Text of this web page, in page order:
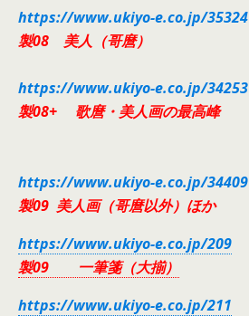
https://www.ukiyo-e.co.jp/35324
製08 美人（哥麿）
https://www.ukiyo-e.co.jp/34253
製08+ 歌麿・美人画の最高峰
https://www.ukiyo-e.co.jp/34409
製09 美人画（哥麿以外）ほか
https://www.ukiyo-e.co.jp/209
製09 一筆箋（大揃）
https://www.ukiyo-e.co.jp/211